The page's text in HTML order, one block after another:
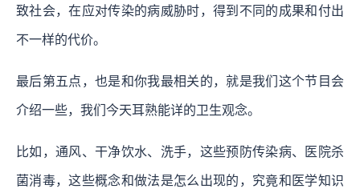
致社会，在应对传染的病威胁时，得到不同的成果和付出
不一样的代价。
最后第五点，也是和你我最相关的，就是我们这个节目会
介绍一些，我们今天耳熟能详的卫生观念。
比如，通风、干净饮水、洗手，这些预防传染病、医院杀
菌消毒，这些概念和做法是怎么出现的，究竟和医学知识